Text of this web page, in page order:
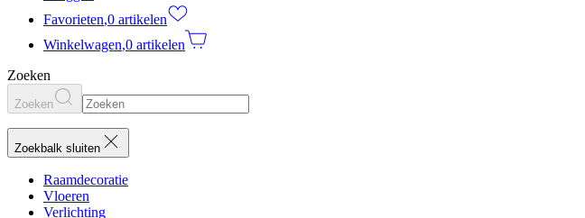
Favorieten,0 artikelen
Winkelwagen,0 artikelen
Zoeken
Zoeken
Zoekbalk sluiten
Raamdecoratie
Vloeren
Verlichting